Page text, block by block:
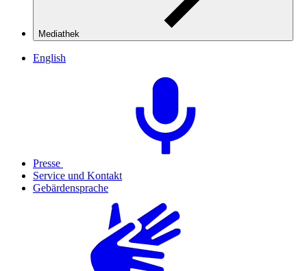
Mediathek
English
Presse
Service und Kontakt
Gebärdensprache